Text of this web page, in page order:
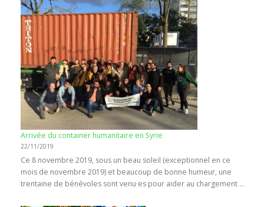
Arrivée du container humanitaire en Syrie
22/11/2019
Ce 8 novembre 2019, sous un beau soleil (exceptionnel en ce
mois de novembre 2019) et beaucoup de bonne humeur, une
trentaine de bénévoles sont venu·es pour aider au chargement …